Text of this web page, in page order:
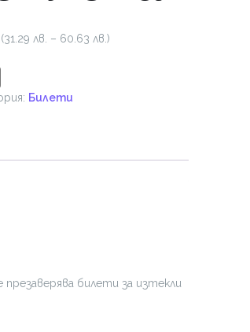
(31.29 лв. – 60.63 лв.)
Билети
билети за изтекли